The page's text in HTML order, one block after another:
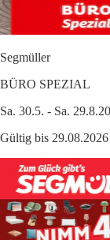
Segmüller
BÜRO SPEZIAL
Sa. 30.5. - Sa.
Gültig bis 29.08.2026